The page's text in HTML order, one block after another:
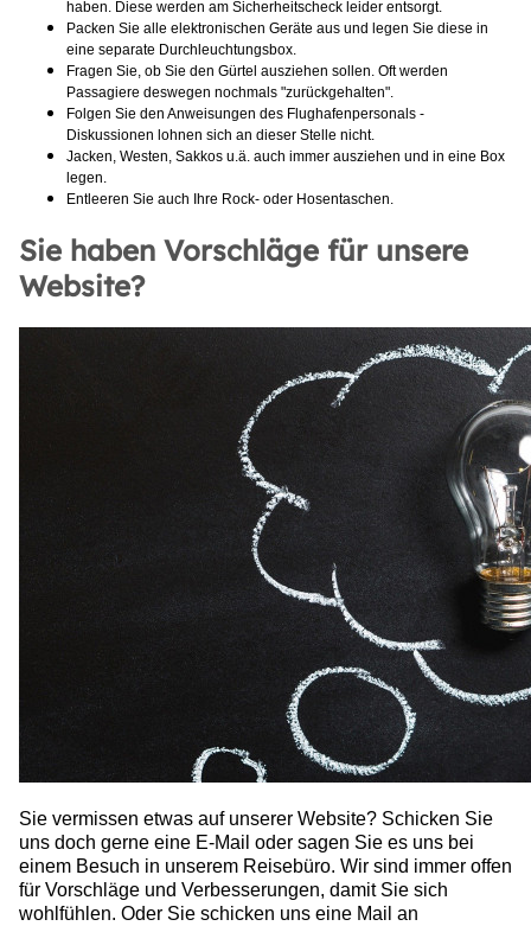
haben. Diese werden am Sicherheitscheck leider entsorgt.
Packen Sie alle elektronischen Geräte aus und legen Sie diese in
eine separate Durchleuchtungsbox.
Fragen Sie, ob Sie den Gürtel ausziehen sollen. Oft werden
Passagiere deswegen nochmals "zurückgehalten".
Folgen Sie den Anweisungen des Flughafenpersonals -
Diskussionen lohnen sich an dieser Stelle nicht.
Jacken, Westen, Sakkos u.ä. auch immer ausziehen und in eine Box
legen.
Entleeren Sie auch Ihre Rock- oder Hosentaschen.
Sie haben Vorschläge für unsere
Website?
Sie vermissen etwas auf unserer Website? Schicken Sie
uns doch gerne eine E-Mail oder sagen Sie es uns bei
einem Besuch in unserem Reisebüro. Wir sind immer offen
für Vorschläge und Verbesserungen, damit Sie sich
wohlfühlen. Oder Sie schicken uns eine Mail an